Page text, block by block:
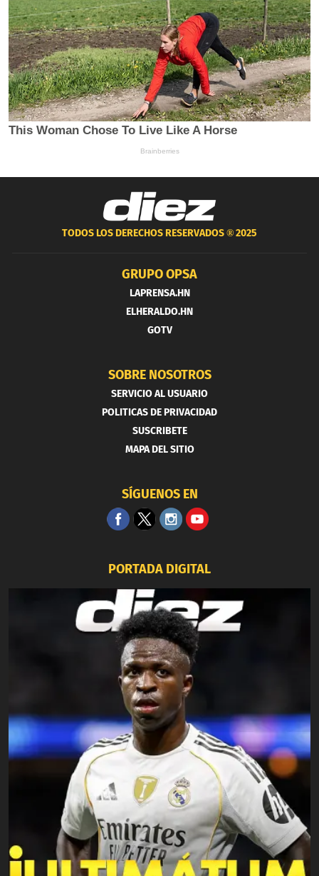
TODOS LOS DERECHOS RESERVADOS ®2025
GRUPO OPSA
LAPRENSA.HN
ELHERALDO.HN
GOTV
SOBRE NOSOTROS
SERVICIO AL USUARIO
POLITICAS DE PRIVACIDAD
SUSCRIBETE
MAPA DEL SITIO
SÍGUENOS EN
PORTADA DIGITAL